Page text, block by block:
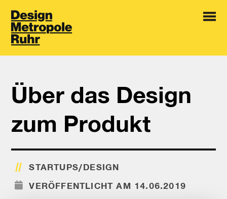
Über das Design
zum Produkt
STARTUPS/DESIGN
VERÖFFENTLICHT AM 14.06.2019